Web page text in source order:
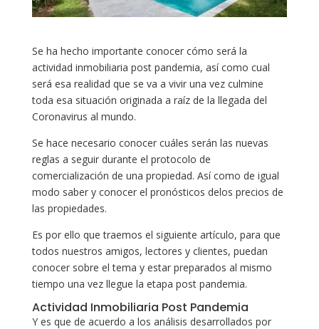
Se ha hecho importante conocer cómo será la
actividad inmobiliaria post pandemia, así como cual
será esa realidad que se va a vivir una vez culmine
toda esa situación originada a raíz de la llegada del
Coronavirus al mundo.
Se hace necesario conocer cuáles serán las nuevas
reglas a seguir durante el protocolo de
comercialización de una propiedad. Así como de igual
modo saber y conocer el pronósticos delos precios de
las propiedades.
Es por ello que traemos el siguiente artículo, para que
todos nuestros amigos, lectores y clientes, puedan
conocer sobre el tema y estar preparados al mismo
tiempo una vez llegue la etapa post pandemia.
Actividad Inmobiliaria Post Pandemia
Y es que de acuerdo a los análisis desarrollados por